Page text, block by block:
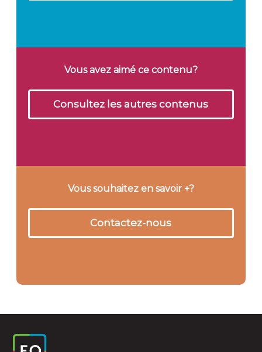
Vous avez aimé ce contenu?
Consultez les autres contenus
Vous souhaitez en savoir +?
Contactez-nous